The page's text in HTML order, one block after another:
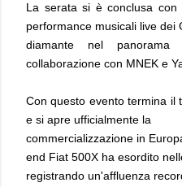
La serata si è conclusa con
performance musicali live dei
diamante nel
collaborazione con MNEK e
Con questo evento termina il
e si apre ufficialmente la
commercializzazione in
end Fiat 500X ha esordito
registrando un'affluenza